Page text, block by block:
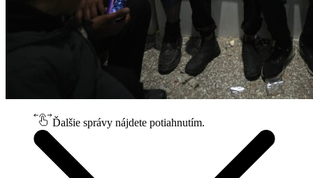
Ďalšie správy nájdete potiahnutím.